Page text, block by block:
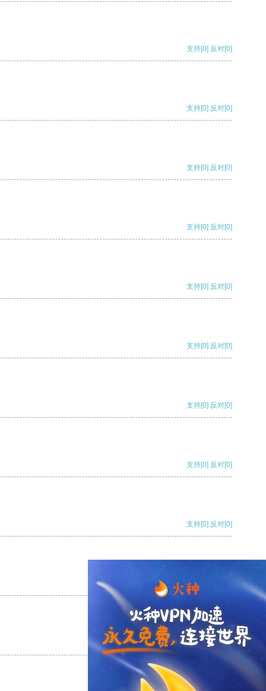
支持[0] 反对[0]
支持[0] 反对[0]
支持[0] 反对[0]
支持[0] 反对[0]
支持[0] 反对[0]
支持[0] 反对[0]
支持[0] 反对[0]
支持[0] 反对[0]
支持[0] 反对[0]
支持
支持[0] 反对[0]